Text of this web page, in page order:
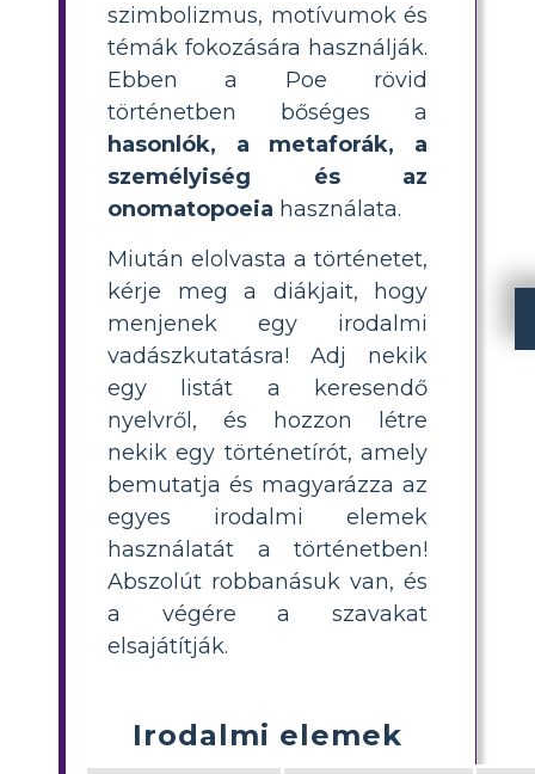
szimbolizmus, motívumok és
témák fokozására használják.
Ebben a Poe rövid
történetben bőséges a
hasonlók, a metaforák, a
személyiség és az
onomatopoeia használata.
Miután elolvasta a történetet,
kérje meg a diákjait, hogy
menjenek egy irodalmi
vadászkutatásra! Adj nekik
egy listát a keresendő
nyelvről, és hozzon létre
nekik egy történetírót, amely
bemutatja és magyarázza az
egyes irodalmi elemek
használatát a történetben!
Abszolút robbanásuk van, és
a végére a szavakat
elsajátítják.
Irodalmi elemek